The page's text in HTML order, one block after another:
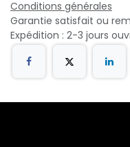
Conditions générales
Garantie satisfait ou
Expédition : 2-3 jours